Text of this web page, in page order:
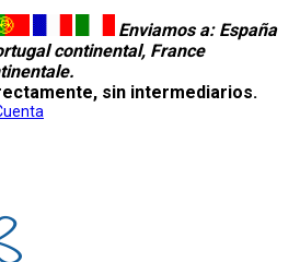
Enviamos a: España
continental, France
sin intermediarios.